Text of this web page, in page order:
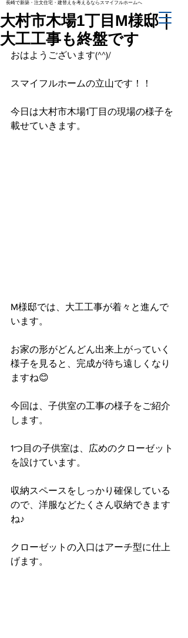
長崎で新築・注文住宅・建替えを考えるならスマイフルホームへ
大村市木場1丁目M様邸｜
大工工事も終盤です
おはようございます(^^)/
スマイフルホームの立山です！！
今日は大村市木場1丁目の現場の様子を
載せていきます。
M様邸では、大工工事が着々と進んで
います。
お家の形がどんどん出来上がっていく
様子を見ると、完成が待ち遠しくなり
ますね😊
今回は、子供室の工事の様子をご紹介
します。
1つ目の子供室は、広めのクローゼット
を設けています。
収納スペースをしっかり確保している
ので、洋服などたくさん収納できます
ね♪
クローゼットの入口はアーチ型に仕上
げます。